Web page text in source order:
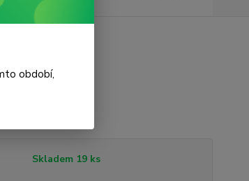
Skladem 19 ks
období,